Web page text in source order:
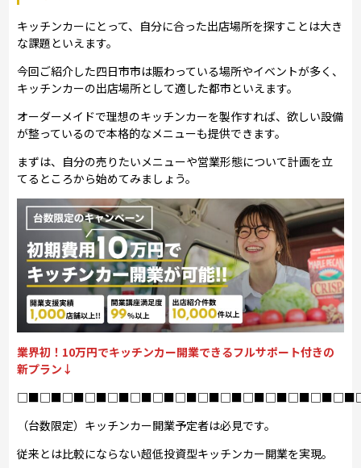
キッチンカーにとって、自分に合った出店場所を探すことは大き
な課題といえます。
今回ご紹介した四日市市は賑わっている場所やイベントが多く、
キッチンカーの出店場所として適した都市といえます。
オーダーメイドで理想のキッチンカーを製作すれば、欲しい設備
が整っているので本格的なメニューも提供できます。
まずは、自分の売りたいメニューや営業形態について計画を立
てるところから始めてみましょう。
業界初！10万円でキッチンカー開業できるフルサポート付きの
新プラン↓
（台数限定）キッチンカー開業予定者は必見です。
従来とは比較にならない超低投資型キッチンカー開業を実現。